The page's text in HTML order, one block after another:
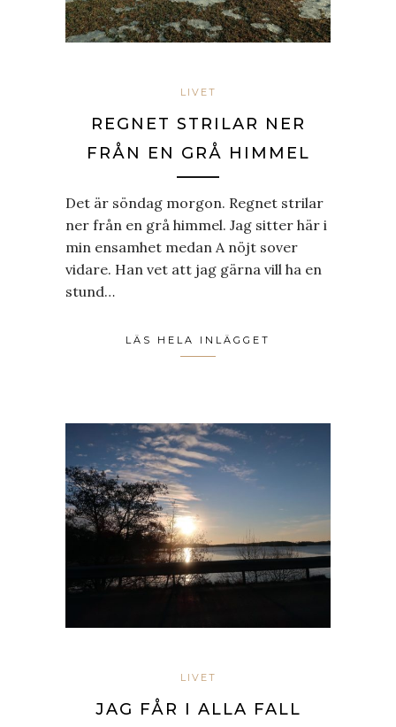
LIVET
REGNET STRILAR NER
FRÅN EN GRÅ HIMMEL
Det är söndag morgon. Regnet strilar
ner från en grå himmel. Jag sitter här i
min ensamhet medan A nöjt sover
vidare. Han vet att jag gärna vill ha en
stund…
LÄS HELA INLÄGGET
LIVET
JAG FÅR I ALLA FALL